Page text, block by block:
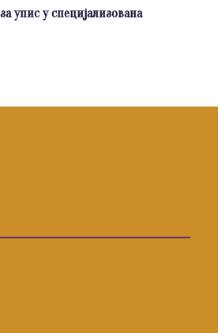
упис у специјализована